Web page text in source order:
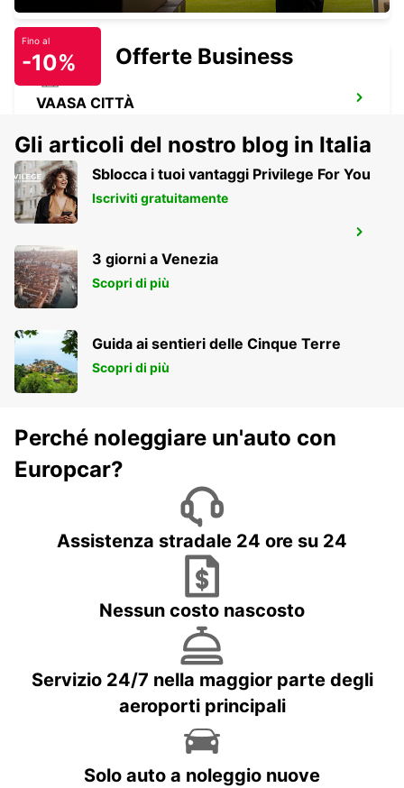
VAASA CITTÀ
VAASA - FINLAND
Fino al
-10% Offerte Business
Gli articoli del nostro blog in Italia
Sblocca i tuoi vantaggi Privilege For You
Iscriviti gratuitamente
3 giorni a Venezia
Scopri di più
Guida ai sentieri delle Cinque Terre
Scopri di più
Perché noleggiare un'auto con
Europcar?
Assistenza stradale 24 ore su 24
Nessun costo nascosto
Servizio 24/7 nella maggior parte degli
aeroporti principali
Solo auto a noleggio nuove